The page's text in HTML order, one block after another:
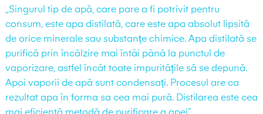
„Singurul tip de apă, care pare a fi potrivit pentru
consum, este apa distilată, care este apa absolut lipsită
de orice minerale sau substanțe chimice. Apa distilată se
purifică prin încălzire mai întâi până la punctul de
vaporizare, astfel încât toate impuritățile să se depună.
Apoi vaporii de apă sunt condensați. Procesul are ca
rezultat apa în forma sa cea mai pură. Distilarea este cea